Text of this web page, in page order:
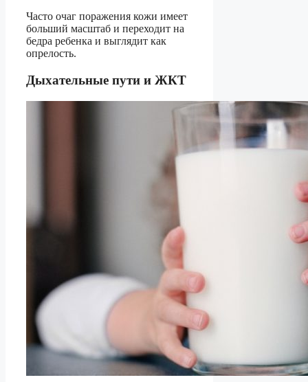
Часто очаг поражения кожи имеет
больший масштаб и переходит на
бедра ребенка и выглядит как
опрелость.
Дыхательные пути и ЖКТ